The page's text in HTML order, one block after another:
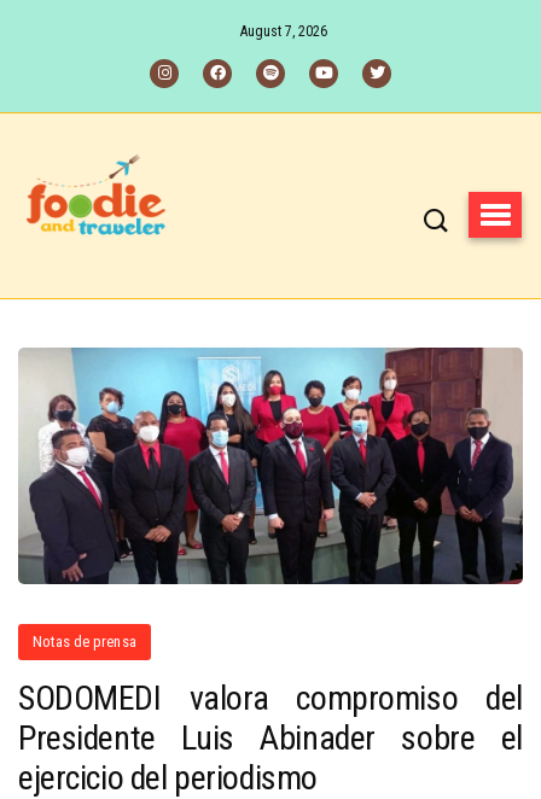
August 7, 2026
Notas de prensa
SODOMEDI valora compromiso del
Presidente Luis Abinader sobre el
ejercicio del periodismo